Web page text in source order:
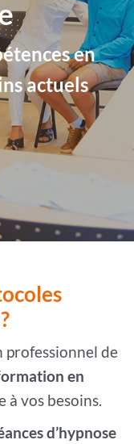
en
actuels
professionnel de
en
à vos besoins.
d’hypnose